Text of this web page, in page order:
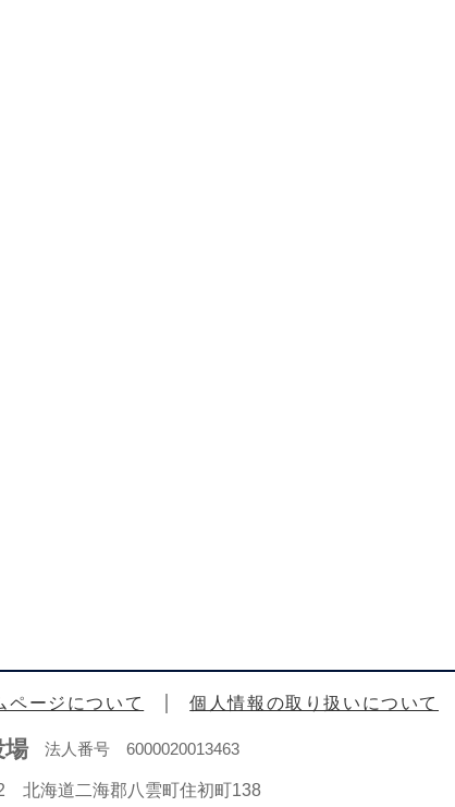
ページについて 個人情報の取り扱いについて
場法人番号 6000020013463
北海道二海郡八雲町住初町138